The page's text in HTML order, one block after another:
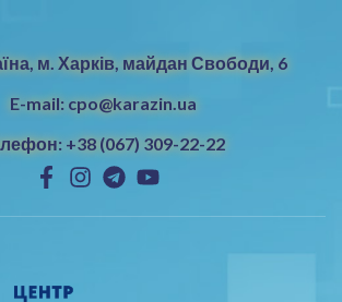
м. Харків, майдан Свободи, 6
E-mail: cpo@karazin.ua
+38 (067) 309-22-22